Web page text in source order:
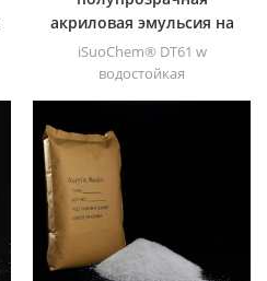
акриловая эмульсия на
водной основе для OPV
iSuoChem® DT61 w
водостойкая
эмульсия с отличным
блеском, высокая
истираемость, хорошая
измельчаемость и
дисперсность.